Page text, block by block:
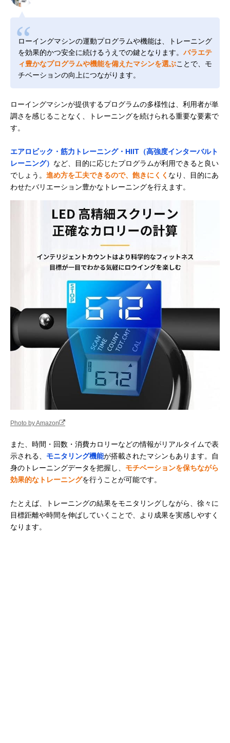
ローイングマシンの運動プログラムや機能は、トレーニング
を効果的かつ安全に続けるうえでの鍵となります。 バラエテ
ィ豊かなプログラムや機能を備えたマシンを選ぶことで、モ
チベーションの向上につながります。
ローイングマシンが提供するプログラムの多様性は、利用者が単
調さを感じることなく、トレーニングを続けられる重要な要素で
す。
エアロビック・筋力トレーニング・HIIT（高強度インターバルト
レーニング） など、目的に応じたプログラムが利用できると良い
でしょう。 進め方を工夫できるので、飽きにくく なり、目的にあ
わせたバリエーション豊かなトレーニングを行えます。
Photo by Amazon
また、時間・回数・消費カロリーなどの情報がリアルタイムで表
示される、 モニタリング機能が搭載されたマシンもあります。自
身のトレーニングデータを把握し、 モチベーションを保ちながら
効果的なトレーニングを行うことが可能です。
たとえば、トレーニングの結果をモニタリングしながら、徐々に
目標距離や時間を伸ばしていくことで、より成果を実感しやすく
なります。